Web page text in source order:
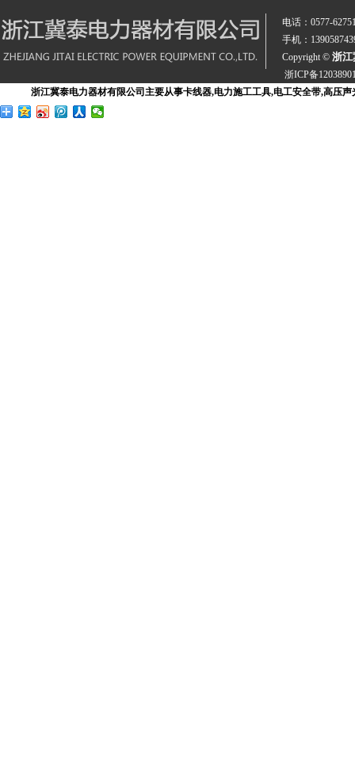
电话： 0577-
手机：
Copyright © 浙江
浙ICP备
浙江冀泰电力器材有限公司主要从事卡线器,电力施工工具,电工安全带,高压